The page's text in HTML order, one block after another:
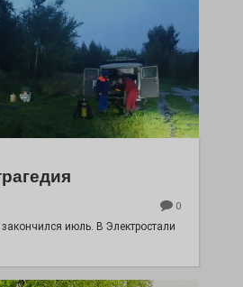
0
июль. В Электростали